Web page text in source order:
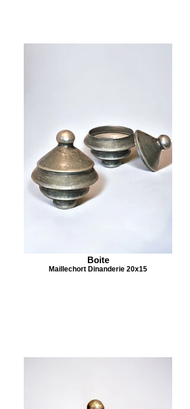
Boite
Maillechort Dinanderie 20x15